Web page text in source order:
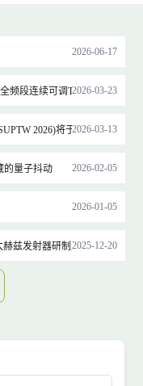
2026-06-17
频段连续可调THz光源中取得
2026-03-23
2026)将于2026年4月27-
2026-03-13
的量子抖动 2026-02-05
2026-01-05
赫兹发射器研制成功2025-12-20